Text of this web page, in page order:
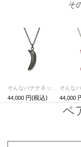
そ
44,000
44,000
ペ